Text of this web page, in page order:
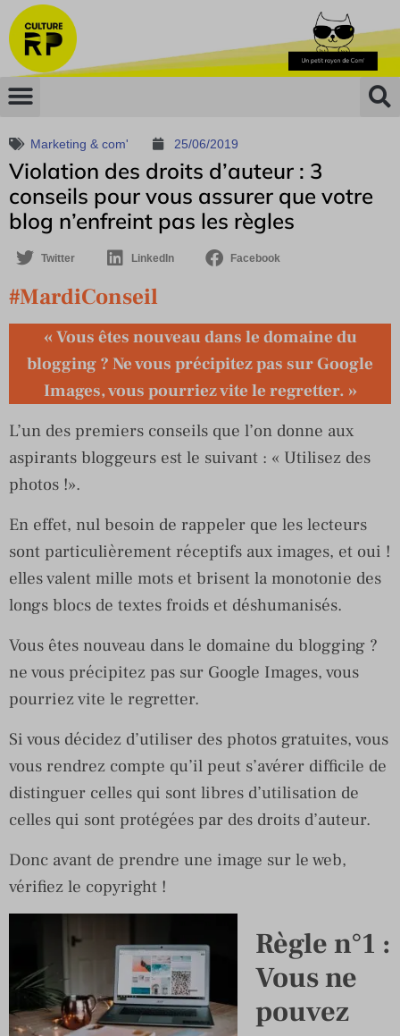
Marketing & com' 25/06/2019
Violation des droits d’auteur : 3
conseils pour vous assurer que votre
blog n’enfreint pas les règles
Twitter LinkedIn Facebook
#MardiConseil
« Vous êtes nouveau dans le domaine du
blogging ? Ne vous précipitez pas sur Google
Images, vous pourriez vite le regretter. »
L’un des premiers conseils que l’on donne aux
aspirants bloggeurs est le suivant : « Utilisez des
photos !».
En effet, nul besoin de rappeler que les lecteurs
sont particulièrement réceptifs aux images, et oui !
elles valent mille mots et brisent la monotonie des
longs blocs de textes froids et déshumanisés.
Vous êtes nouveau dans le domaine du blogging ?
ne vous précipitez pas sur Google Images, vous
pourriez vite le regretter.
Si vous décidez d’utiliser des photos gratuites, vous
vous rendrez compte qu’il peut s’avérer difficile de
distinguer celles qui sont libres d’utilisation de
celles qui sont protégées par des droits d’auteur.
Donc avant de prendre une image sur le web,
vérifiez le copyright !
Règle n°1 :
Vous ne
pouvez